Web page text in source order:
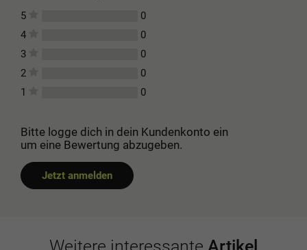
5
0
4
0
3
0
2
0
1
0
Bitte logge dich in dein Kundenkonto ein
um eine Bewertung abzugeben.
Jetzt anmelden